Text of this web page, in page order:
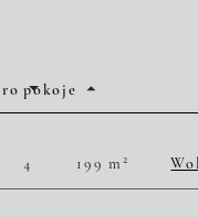
pokoje
4 199 m2